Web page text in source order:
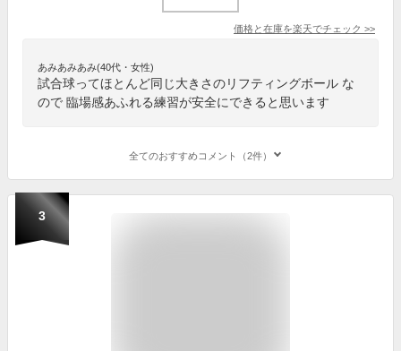
価格と在庫を楽天でチェック >>
あみあみあみ(40代・女性)
試合球ってほとんど同じ大きさのリフティングボール な
ので 臨場感あふれる練習が安全にできると思います
全てのおすすめコメント（2件）
3